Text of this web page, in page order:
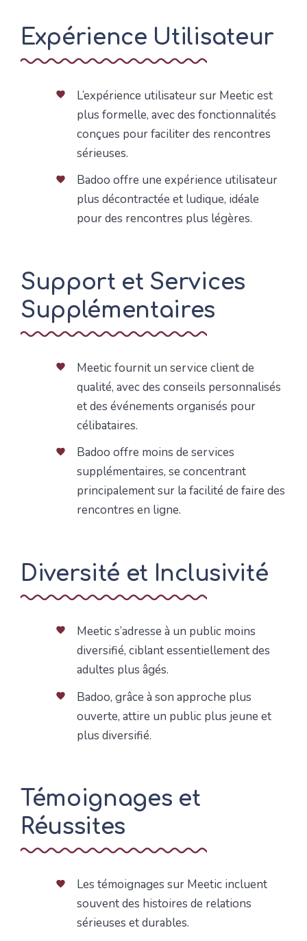
Expérience Utilisateur
L’expérience utilisateur sur Meetic est
plus formelle, avec des fonctionnalités
conçues pour faciliter des rencontres
sérieuses.
Badoo offre une expérience utilisateur
plus décontractée et ludique, idéale
pour des rencontres plus légères.
Support et Services
Supplémentaires
Meetic fournit un service client de
qualité, avec des conseils personnalisés
et des événements organisés pour
célibataires.
Badoo offre moins de services
supplémentaires, se concentrant
principalement sur la facilité de faire des
rencontres en ligne.
Diversité et Inclusivité
Meetic s’adresse à un public moins
diversifié, ciblant essentiellement des
adultes plus âgés.
Badoo, grâce à son approche plus
ouverte, attire un public plus jeune et
plus diversifié.
Témoignages et
Réussites
Les témoignages sur Meetic incluent
souvent des histoires de relations
sérieuses et durables.